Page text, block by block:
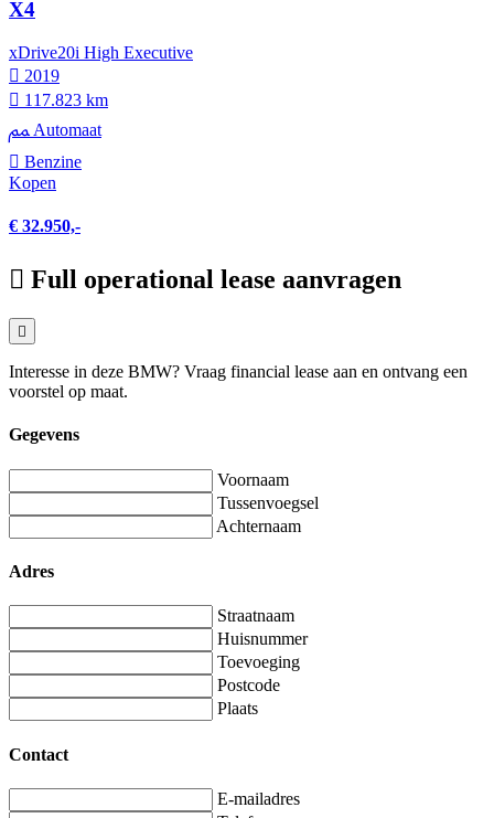
X4
xDrive20i High Executive
2019
117.823 km
Automaat
Benzine
Kopen
€ 32.950,-
Full operational lease aanvragen
Interesse in deze BMW? Vraag financial lease aan en ontvang een
voorstel op maat.
Gegevens
Voornaam
Tussenvoegsel
Achternaam
Adres
Straatnaam
Huisnummer
Toevoeging
Postcode
Plaats
Contact
E-mailadres